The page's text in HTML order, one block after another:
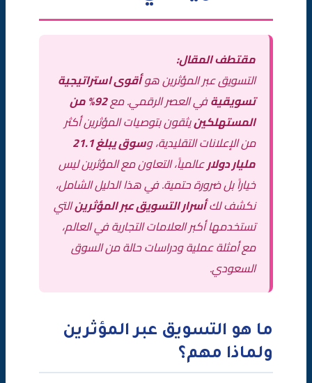
مقتطف المقال:
التسويق عبر المؤثرين هوأقوى استراتيجية
تسويقيةفي العصر الرقمي. مع 92% من
المستهلكينيثقون بتوصيات المؤثرين أكثر
من الإعلانات التقليدية، و
سوق يبلغ 21.1
مليار دولارعالمياً، التعاون مع المؤثرين ليس
خياراً بل ضرورة حتمية. في هذا الدليل الشامل،
نكشف لكأسرار التسويق عبر المؤثرينالتي
تستخدمها أكبر العلامات التجارية في العالم،
مع أمثلة عملية ودراسات حالة من السوق
السعودي.
ما هو التسويق عبر المؤثرين
ولماذا مهم؟
الأسئلة الشائعة (FAQ)